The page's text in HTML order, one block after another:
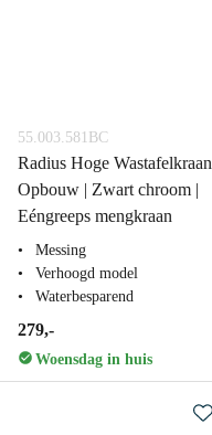
55.003.581BC
Radius Hoge Wastafelkraan
Opbouw | Zwart chroom |
Eéngreeps mengkraan
Messing
Verhoogd model
Waterbesparend
279,-
Woensdag in huis